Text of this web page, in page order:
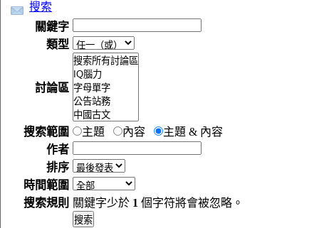
搜索
關鍵字
類型
討論區
搜索範圍 主題 內容
主題 & 內容
作者
排序
時間範圍
搜索規則
關鍵字少於 1 個字符將會被忽略。